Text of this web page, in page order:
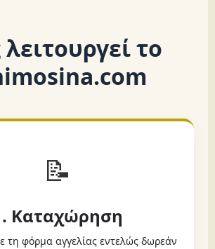
το
📝
Καταχώρηση
τη φόρμα αγγελίας εντελώς δωρεάν